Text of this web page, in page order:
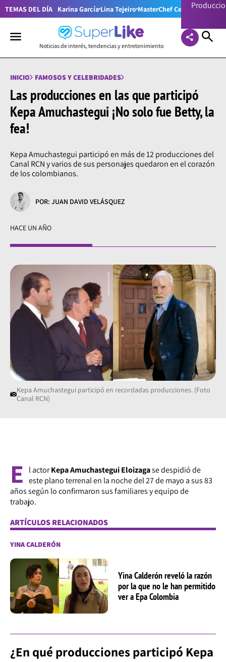
TEMAS DEL DÍA Karina García Lina Tejeiro MasterChef Celebrity
Noticias de interés, tendencias y entretenimiento
INICIO FAMOSOS Y CELEBRIDADES
Las producciones en las que participó
Kepa Amuchastegui ¡No solo fue Betty, la
fea!
Kepa Amuchastegui participó en más de 12 producciones del
Canal RCN y varios de sus personajes quedaron en el corazón
de los colombianos.
POR: JUAN DAVID VELÁSQUEZ
HACE UN AÑO
Kepa Amuchastegui participó en recordadas producciones. (Foto
Canal RCN)
E l actorKepa Amuchastegui Eloizagase despidió de
este plano terrenal en la noche del 27 de mayo a sus 83
años según lo confirmaron sus familiares y equipo de
trabajo.
ARTÍCULOS RELACIONADOS
YINA CALDERÓN
Yina Calderón reveló la razón
por la que no le han permitido
ver a Epa Colombia
¿En qué producciones participó Kepa